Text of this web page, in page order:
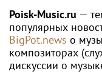
WTA